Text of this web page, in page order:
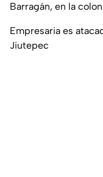
Barragán, en la
Empresaria es
Jiutepec